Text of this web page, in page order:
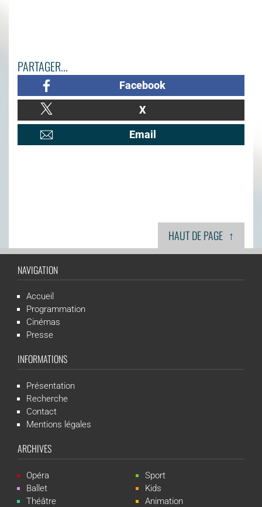
PARTAGER...
Facebook
X
Email
HAUT DE PAGE ↑
NAVIGATION
Accueil
Programmation
Cinémas
Presse
INFORMATIONS
Présentation
Recherche
Contact
Mentions légales
ARCHIVES
Opéra
Ballet
Théâtre
Sport
Kids
Animation